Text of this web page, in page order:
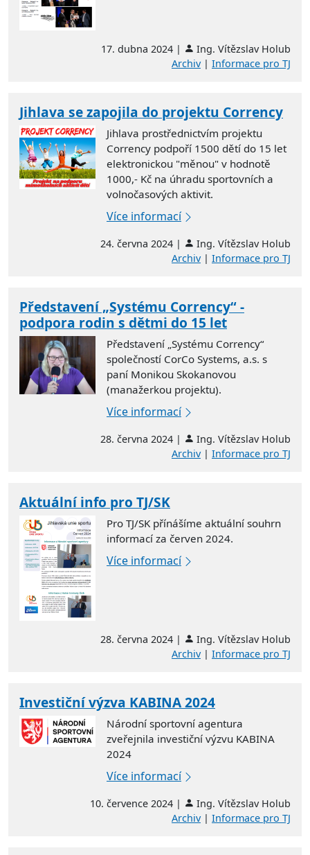
17. dubna 2024 |
Ing. Vítězslav Holub
Archiv| Informace pro TJ
Jihlava se zapojila do projektu Corrency
Jihlava prostřednictvím projektu
Corrency podpoří 1500 dětí do 15 let
elektronickou "měnou" v hodnotě
1000,- Kč na úhradu sportovních a
volnočasových aktivit.
Více informací
24. června 2024 |
Ing. Vítězslav Holub
Archiv| Informace pro TJ
Představení „Systému Corrency“ -
podpora rodin s dětmi do 15 let
Představení „Systému Corrency“
společností CorCo Systems, a.s. s
paní Monikou Skokanovou
(manažerkou projektu).
Více informací
28. června 2024 |
Ing. Vítězslav Holub
Archiv| Informace pro TJ
Aktuální info pro TJ/SK
Pro TJ/SK přínášíme aktuální souhrn
informací za červen 2024.
Více informací
28. června 2024 |
Ing. Vítězslav Holub
Archiv| Informace pro TJ
Investiční výzva KABINA 2024
Národní sportovní agentura
zveřejnila investiční výzvu KABINA
2024
Více informací
10. července 2024 |
Ing. Vítězslav Holub
Archiv| Informace pro TJ